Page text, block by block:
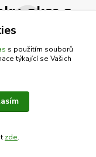
akce a
rozesílky newsletteru.
za 14 dní.
s použitím souborů
týkající se Vašich
zde.